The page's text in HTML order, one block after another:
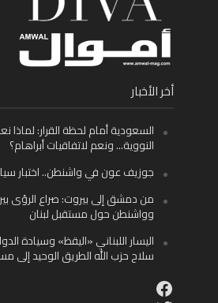
أخر الأخبار
السعودية أمام لحظة القرار: لماذا
النووية… ونعم لاتفاقيات أبراهام؟
جوزيف عون في واشنطن.. اختبار
من دمشق إلى بيروت: صراع الرؤى
وواشنطن حول مستقبل لبنان
اليسار اللبناني «اليقظ» وسيادة
سلاح حزب الله الطريق الوحيد إلى
Facebook